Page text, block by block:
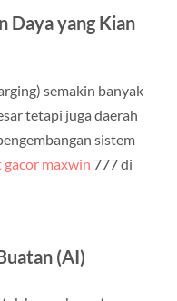
Daya yang Kian
semakin banyak
tetapi juga daerah
sistem
gacor maxwin 777 di
(AI)